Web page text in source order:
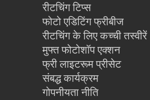
रीटचिंग टिप्स
फोटो एडिटिंग फ्रीबीज
रीटचिंग के लिए कच्ची तस्वीरें
मुफ्त फोटोशॉप एक्शन
फ्री लाइटरूम प्रीसेट
संबद्ध कार्यक्रम
गोपनीयता नीति